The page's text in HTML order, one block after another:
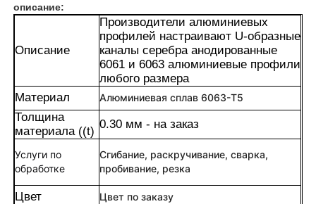
описание:
Описание
Производители алюминиевых
профилей настраивают U-образные
каналы серебра анодированные
6061 и 6063 алюминиевые профили
любого размера
Материал
Алюминиевая сплав 6063-T5
Толщина
материала ((t)
0.30 мм - на заказ
Услуги по
обработке
Сгибание, раскручивание, сварка,
пробивание, резка
Цвет Цвет по заказу